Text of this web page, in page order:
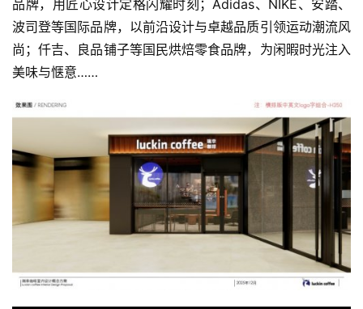
品牌，用匠心设计定格闪耀时刻；Adidas、NIKE、安踏、
波司登等国际品牌，以前沿设计与卓越品质引领运动潮流风
尚；仟吉、良品铺子等国民烘焙零食品牌，为闲暇时光注入
美味与惬意……